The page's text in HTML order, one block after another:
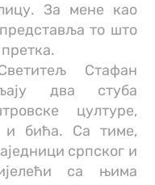
За мене као
то што
Стафан
два стуба
цултуре,
и бића. Са тиме,
српског и
са њима